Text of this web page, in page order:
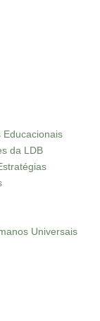
Educacionais
da LDB
Universais